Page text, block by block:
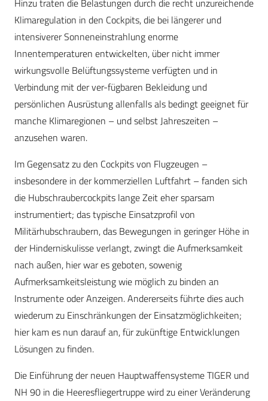
Hinzu traten die Belastungen durch die recht unzureichende
Klimaregulation in den Cockpits, die bei längerer und
intensiverer Sonneneinstrahlung enorme
Innentemperaturen entwickelten, über nicht immer
wirkungsvolle Belüftungssysteme verfügten und in
Verbindung mit der ver-fügbaren Bekleidung und
persönlichen Ausrüstung allenfalls als bedingt geeignet für
manche Klimaregionen – und selbst Jahreszeiten –
anzusehen waren.
Im Gegensatz zu den Cockpits von Flugzeugen –
insbesondere in der kommerziellen Luftfahrt – fanden sich
die Hubschraubercockpits lange Zeit eher sparsam
instrumentiert; das typische Einsatzprofil von
Militärhubschraubern, das Bewegungen in geringer Höhe in
der Hinderniskulisse verlangt, zwingt die Aufmerksamkeit
nach außen, hier war es geboten, sowenig
Aufmerksamkeitsleistung wie möglich zu binden an
Instrumente oder Anzeigen. Andererseits führte dies auch
wiederum zu Einschränkungen der Einsatzmöglichkeiten;
hier kam es nun darauf an, für zukünftige Entwicklungen
Lösungen zu finden.
Die Einführung der neuen Hauptwaffensysteme TIGER und
NH 90 in die Heeresfliegertruppe wird zu einer Veränderung